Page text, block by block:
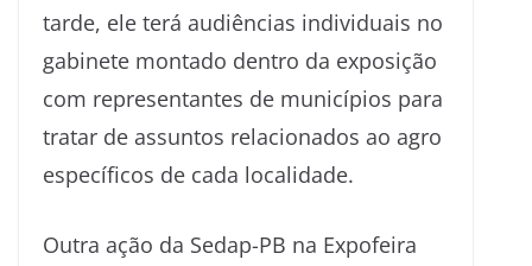
tarde, ele terá audiências individuais no
gabinete montado dentro da exposição
com representantes de municípios para
tratar de assuntos relacionados ao agro
específicos de cada localidade.
Outra ação da Sedap-PB na Expofeira